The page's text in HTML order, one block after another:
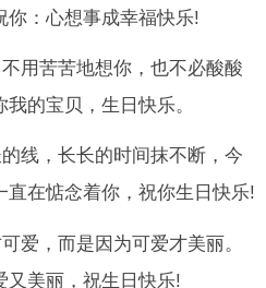
你：心想事成幸福快乐!
用苦苦地想你，也不必酸酸
的宝贝，生日快乐。
线，长长的时间抹不断，今
直在惦念着你，祝你生日快乐!
爱，而是因为可爱才美丽。
又美丽，祝生日快乐!